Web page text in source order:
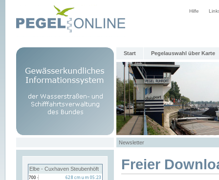
Hilfe
Start Pegelauswahl über Karte
Newsletter
Elbe - Cuxhaven Steubenhöft Freier